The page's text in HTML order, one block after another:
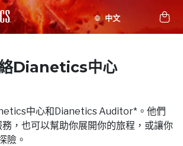
Dianetics中心
中心和Dianetics Auditor*。他們
，也可以幫助你展開你的旅程，或讓你
險。